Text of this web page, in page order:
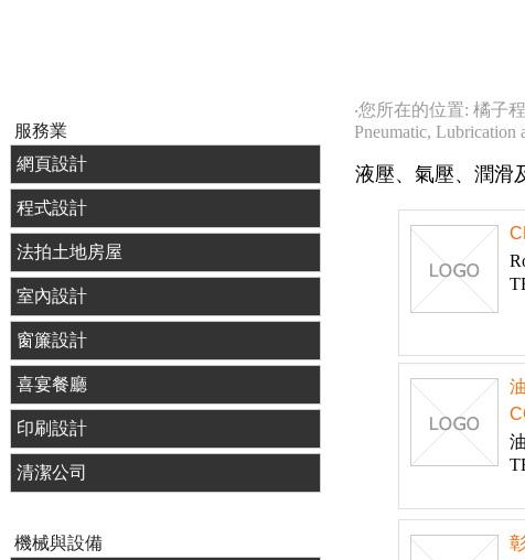
服務業
網頁設計
程式設計
法拍土地房屋
室內設計
窗簾設計
喜宴餐廳
印刷設計
清潔公司
機械與設備
‧您所在的位置: 橘子
Pneumatic, Lubrication
液壓、氣壓、潤滑